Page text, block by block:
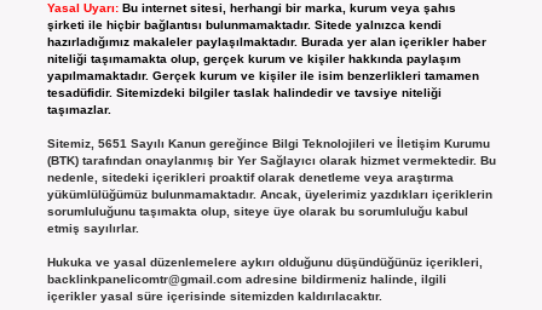
Yasal Uyarı: Bu internet sitesi, herhangi bir marka, kurum veya şahıs
şirketi ile hiçbir bağlantısı bulunmamaktadır. Sitede yalnızca kendi
hazırladığımız makaleler paylaşılmaktadır. Burada yer alan içerikler haber
niteliği taşımamakta olup, gerçek kurum ve kişiler hakkında paylaşım
yapılmamaktadır. Gerçek kurum ve kişiler ile isim benzerlikleri tamamen
tesadüfidir. Sitemizdeki bilgiler taslak halindedir ve tavsiye niteliği
taşımazlar.
Sitemiz, 5651 Sayılı Kanun gereğince Bilgi Teknolojileri ve İletişim Kurumu
(BTK) tarafından onaylanmış bir Yer Sağlayıcı olarak hizmet vermektedir. Bu
nedenle, sitedeki içerikleri proaktif olarak denetleme veya araştırma
yükümlülüğümüz bulunmamaktadır. Ancak, üyelerimiz yazdıkları içeriklerin
sorumluluğunu taşımakta olup, siteye üye olarak bu sorumluluğu kabul
etmiş sayılırlar.
Hukuka ve yasal düzenlemelere aykırı olduğunu düşündüğünüz içerikleri,
backlinkpanelicomtr@gmail.comadresine bildirmeniz halinde, ilgili
içerikler yasal süre içerisinde sitemizden kaldırılacaktır.